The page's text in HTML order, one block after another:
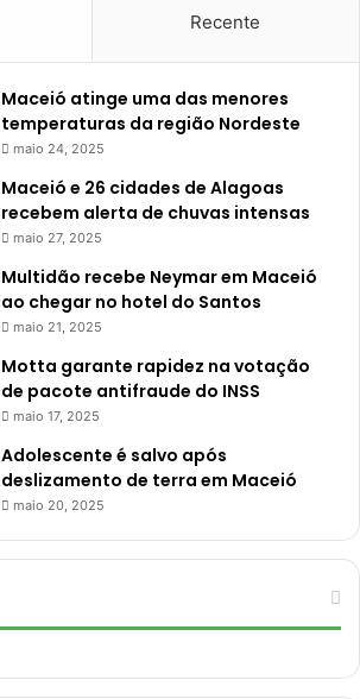
Recente
Maceió atinge uma das menores
temperaturas da região Nordeste
maio 24, 2025
Maceió e 26 cidades de Alagoas
recebem alerta de chuvas intensas
maio 27, 2025
Multidão recebe Neymar em Maceió
ao chegar no hotel do Santos
maio 21, 2025
Motta garante rapidez na votação
de pacote antifraude do INSS
maio 17, 2025
Adolescente é salvo após
deslizamento de terra em Maceió
maio 20, 2025